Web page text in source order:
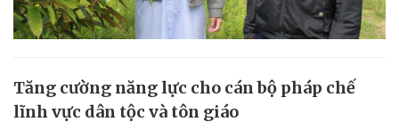
Tăng cường năng lực cho cán bộ pháp chế
lĩnh vực dân tộc và tôn giáo